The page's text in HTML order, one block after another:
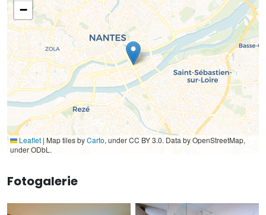
−
Leaflet | Map tiles byCarto, under CC BY 3.0. Data by OpenStreetMap,
under ODbL.
Fotogalerie